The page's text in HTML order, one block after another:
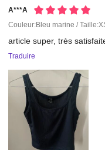
A***a
Couleur:Bleu marine /
articlesuper,très
Traduire